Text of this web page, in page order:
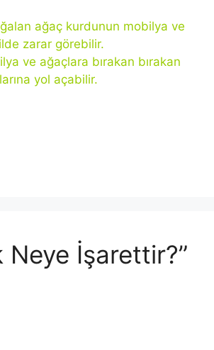
ağaç kurdunun mobilya ve
zarar görebilir.
ve ağaçlara bırakan bırakan
yol açabilir.
Neye İşarettir?”